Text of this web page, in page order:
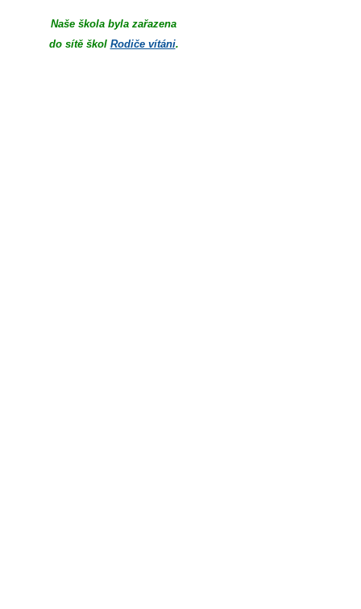
Naše škola byla zařazena
do sítě škol Rodiče vítáni.